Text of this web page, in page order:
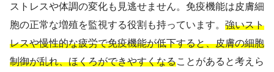
ストレスや体調の変化も見逃せません。免疫機能は皮膚細
胞の正常な増殖を監視する役割も持っています。 強いスト
レスや慢性的な疲労で免疫機能が低下すると、皮膚の細胞
制御が乱れ、ほくろができやすくなることがあると考えら